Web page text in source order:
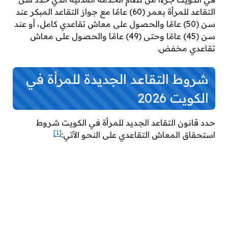
التقاعد للمرأة بعمر (60) عامًا مع جواز التقاعد المبكر عند
سن (50) عامًا والحصول على معاش تقاعدي كامل، أو عند
سن (45) عامًا وحتى (49) عامًا والحصول على معاش
تقاعدي مخفض.
شروط التقاعد الجديدة للمرأة في
الكويت 2026
حدد قانون التقاعد الجديد للمرأة في الكويت شروط
استحقاق المعاش التقاعدي على النحو الآتي:[1]